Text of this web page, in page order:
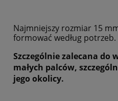
Najmniejszy rozmiar 15
formować według potrzeb.
Szczególnie zalecana do
małych palców,
jego okolicy.